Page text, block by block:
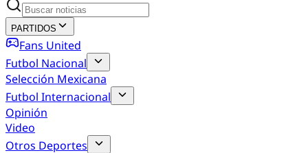
PARTIDOS
Fans United
Futbol Nacional
Selección Mexicana
Futbol Internacional
Opinión
Video
Otros Deportes